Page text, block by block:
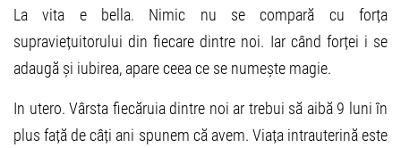
La vita e bella. Nimic nu se compară cu forța
supraviețuitorului din fiecare dintre noi. Iar când forței i se
adaugă și iubirea, apare ceea ce se numește magie.
In utero. Vârsta fiecăruia dintre noi ar trebui să aibă 9 luni în
plus față de câți ani spunem că avem. Viața intrauterină este